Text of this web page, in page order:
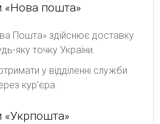
«Нова пошта»
Пошта» здійснює доставку
яку точку України.
у відділенні служби
кур'єра.
«Укрпошта»